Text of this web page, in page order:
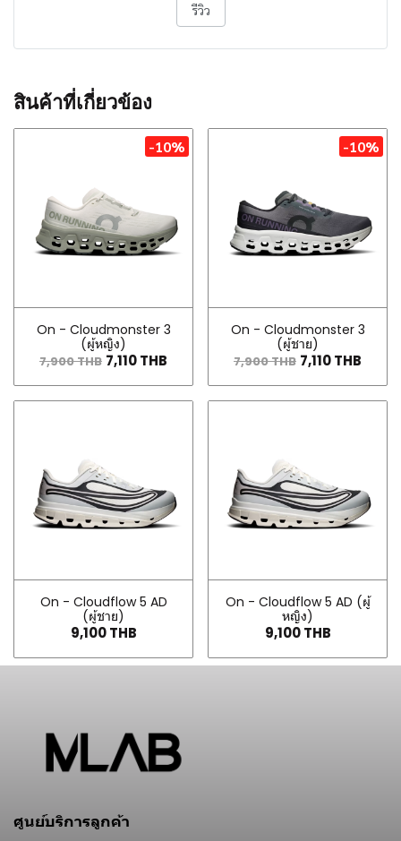
รีวิว
สินค้าที่เกี่ยวข้อง
-10%
On - Cloudmonster 3
(ผู้หญิง)
7,900 THB 7,110 THB
-10%
On - Cloudmonster 3
(ผู้ชาย)
7,900 THB 7,110 THB
On - Cloudflow 5 AD
(ผู้ชาย)
9,100 THB
On - Cloudflow 5 AD (ผู้
หญิง)
9,100 THB
ศูนย์บริการลูกค้า